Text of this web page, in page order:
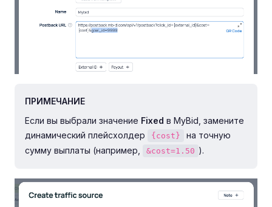
ПРИМЕЧАНИЕ
Если вы выбрали значение Fixed в MyBid, замените
динамический плейсхолдер
{cost}
на точную
сумму выплаты (например,
&cost=1.50 ).